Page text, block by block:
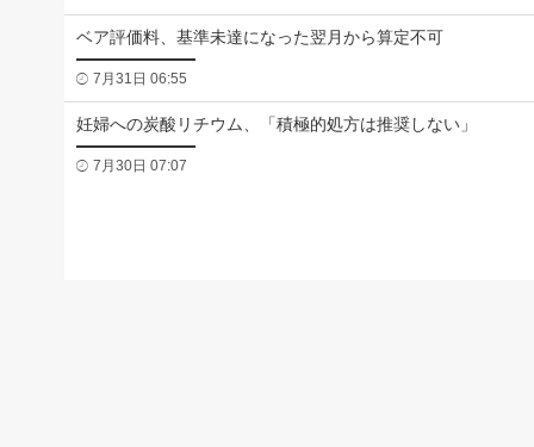
ベア評価料、基準未達になった翌月から算定不可
7月31日 06:55
妊婦への炭酸リチウム、「積極的処方は推奨しない」
7月30日 07:07